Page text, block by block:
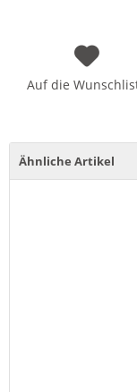
Auf die
Ähnliche Artikel